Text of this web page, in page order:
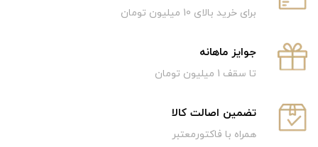
برای خرید بالای 10 میلیون تومان
جوایز ماهانه
تا سقف 1 میلیون تومان
تضمین اصالت کالا
همراه با فاکتورمعتبر